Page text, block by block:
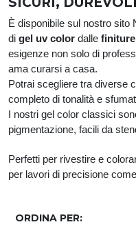
È disponibile sul nostro sito
di gel uv color dalle
esigenze non solo di
ama curarsi a casa.
Potrai scegliere tra diverse
completo di tonalità e
I nostri gel color classici
pigmentazione, facili da
Perfetti per rivestire e
per lavori di precisione
ORDINA PER: